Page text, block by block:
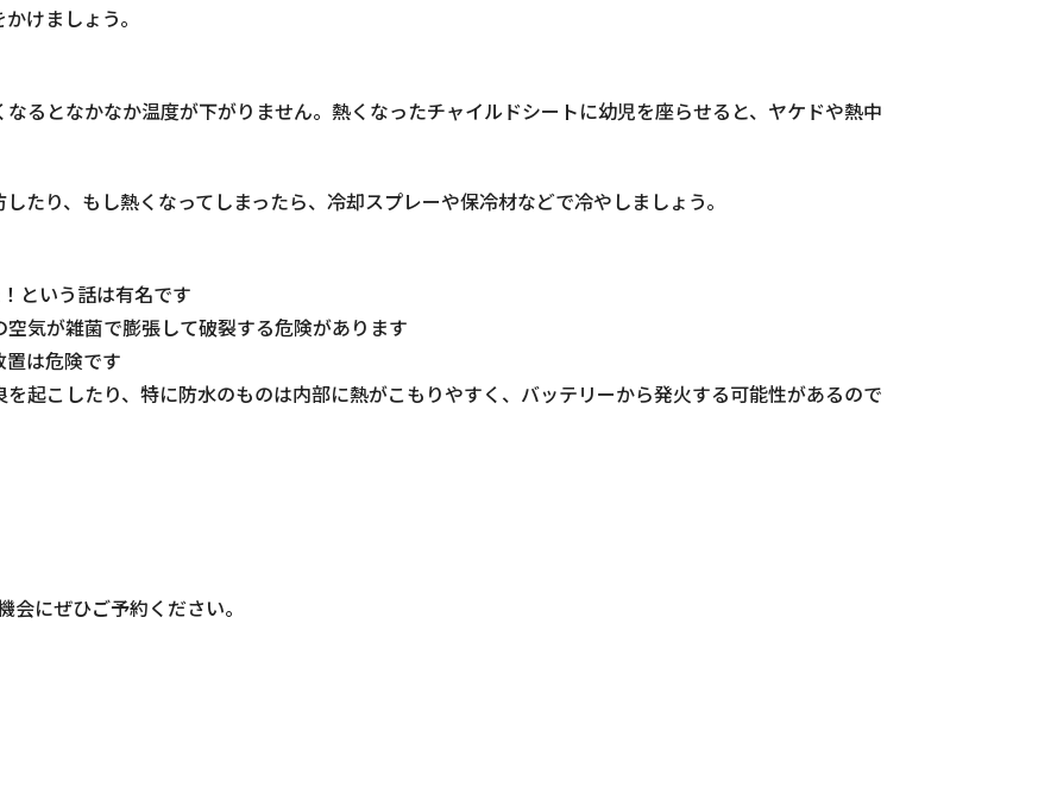
けましょう。
るとなかなか温度が下がりません。熱くなったチャイルドシートに幼児を座らせると、ヤケドや熱中
たり、もし熱くなってしまったら、冷却スプレーや保冷材などで冷やしましょう。
という話は有名です
気が雑菌で膨張して破裂する危険があります
は危険です
起こしたり、特に防水のものは内部に熱がこもりやすく、バッテリーから発火する可能性があるので
にぜひご予約ください。